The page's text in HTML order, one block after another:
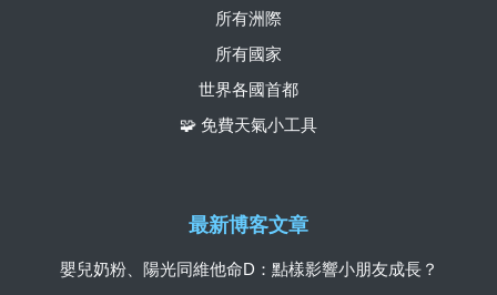
所有洲際
所有國家
世界各國首都
🧩 免費天氣小工具
最新博客文章
嬰兒奶粉、陽光同維他命D：點樣影響小朋友成長？